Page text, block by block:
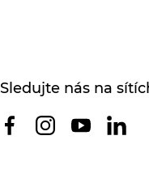
Sledujte nás na